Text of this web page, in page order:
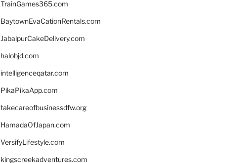
TrainGames365.com
BaytownEvaCationRentals.com
JabalpurCakeDelivery.com
halobjd.com
intelligenceqatar.com
PikaPikaApp.com
takecareofbusinessdfw.org
HamadaOfJapan.com
VersifyLifestyle.com
kingscreekadventures.com